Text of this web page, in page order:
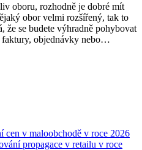
oboru, rozhodně je dobré mít
obor velmi rozšířený, tak to
že se budete výhradně pohybovat
faktury, objednávky nebo…
cen v maloobchodě v roce 2026
propagace v retailu v roce